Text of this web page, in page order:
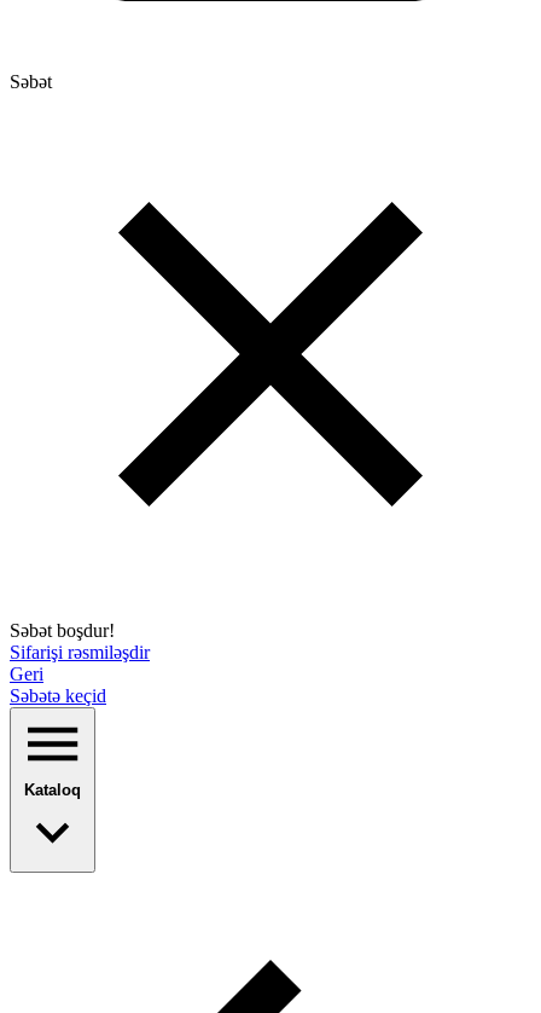
Səbət
Səbət boşdur!
Sifarişi rəsmiləşdir
Geri
Səbətə keçid
Kataloq